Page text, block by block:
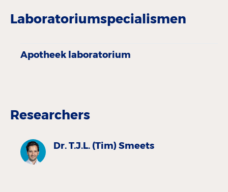
Laboratoriumspecialismen
Apotheek laboratorium
Researchers
Dr. T.J.L. (Tim) Smeets